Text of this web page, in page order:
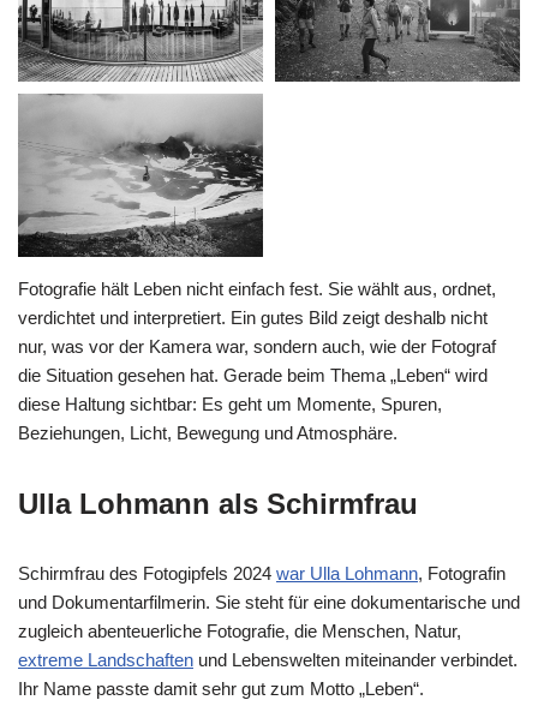
Fotografie hält Leben nicht einfach fest. Sie wählt aus, ordnet,
verdichtet und interpretiert. Ein gutes Bild zeigt deshalb nicht
nur, was vor der Kamera war, sondern auch, wie der Fotograf
die Situation gesehen hat. Gerade beim Thema „Leben“ wird
diese Haltung sichtbar: Es geht um Momente, Spuren,
Beziehungen, Licht, Bewegung und Atmosphäre.
Ulla Lohmann als Schirmfrau
Schirmfrau des Fotogipfels 2024 war Ulla Lohmann, Fotografin
und Dokumentarfilmerin. Sie steht für eine dokumentarische und
zugleich abenteuerliche Fotografie, die Menschen, Natur,
extreme Landschaften und Lebenswelten miteinander verbindet.
Ihr Name passte damit sehr gut zum Motto „Leben“.